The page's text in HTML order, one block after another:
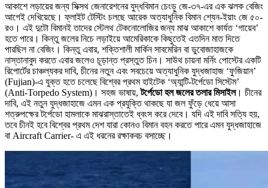
আকাশে লড়ায়ের জন্য সিক্সথ জেনারেশনের যুদ্ধবিমান চেংড়ু জে-৩৭-এর এক ঝলক বেজিং
আগেই দেখিয়েছে। ফ্লাইট টেস্টিং চলছে আরেক অত্যাধুনিক বিমান শ্যেন-ইয়াং জে ৫০-
রও। এই দুটো বিমানই তাদের স্টেলথ টেকনোলোজির জন্য মাঝ আকাশে কার্যত ‘গায়েব’
হতে পারে। কিন্তু জলের নিচে লড়াইয়ে আমেরিকাকে কিছুতেই এতদিন মাত দিতে
পারছিল না বেজিং। কিন্তু এবার, শক্তিশালী মার্কিন সাবমেরিন বা ডুবোজাহাজকে
নাস্তানাবুদ করতে এবার জলেও চূড়ান্ত প্রস্তুত চিন। সাউথ চায়না মর্নিং পোস্টের একটি
রিপোর্টের চাঞ্চল্যকর দাবি, চীনের নতুন এবং সবচেয়ে অত্যাধুনিক যুদ্ধজাহাজ ‘ফুজিয়ান’
(Fujian)-এ যুক্ত হতে চলেছে বিশ্বের প্রথম হাইটেক ‘অ্যান্টি-টর্পেডো সিস্টেম’
(Anti-Torpedo System)। সহজ ভাষায়,টর্পেডো হল জলের তলার মিসাইল। চীনের
দাবি, এই নতুন যুদ্ধজাহাজে এমন এক প্রযুক্তি থাকছে যা জল ফুঁড়ে ধেয়ে আসা
শত্রুপক্ষের টর্পেডো হামলাকে মাঝরাস্তাতেই ধ্বংস করে দেবে। যদি এই দাবি সত্যি হয়,
তবে চীনই হবে বিশ্বের প্রথম দেশ যারা কোনও বিমান বহন করতে পারে এমন যুদ্ধজাহাজে
বা Aircraft Carrier- এ এই ধরনের রক্ষাকবচ বসাচ্ছে।